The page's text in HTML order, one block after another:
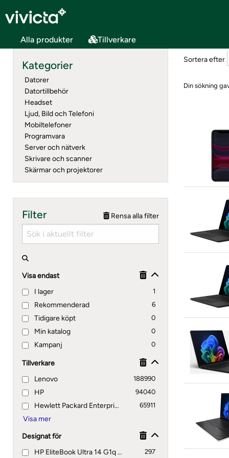
Alla produkter Tillverkare
Kategorier
Datorer
Datortillbehör
Headset
Ljud, Bild och Telefoni
Mobiltelefoner
Programvara
Server och nätverk
Skrivare och scanner
Skärmar och projektorer
Filter Rensa alla filter
Visa endast
I lager
1
Rekommenderad 6
Tidigare köpt 0
Min katalog 0
Kampanj 0
Tillverkare
Lenovo
188990
HP 94040
Hewlett Packard Enterprise 65911
Designat för
HP EliteBook Ultra 14 G1q Notebook, 14 G1q8 Notebook, G1i
297
Sortera efter
Din sökning